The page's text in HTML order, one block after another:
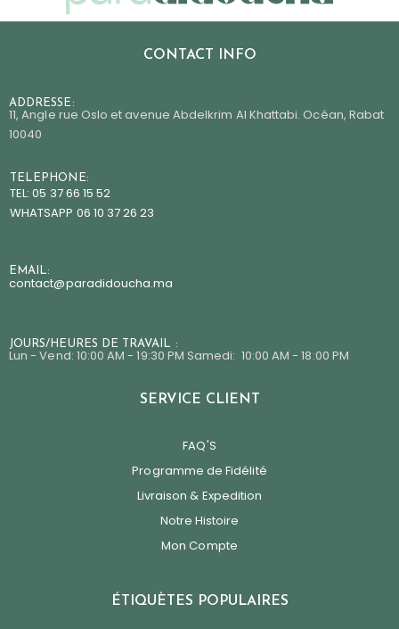
CONTACT INFO
ADDRESSE:
11, Angle rue Oslo et avenue Abdelkrim Al Khattabi. Océan, Rabat
10040
TELEPHONE:
TEL: 05 37 66 15 52
WHATSAPP 06 10 37 26 23
EMAIL:
contact@paradidoucha.ma
JOURS/HEURES DE TRAVAIL :
Lun - Vend: 10:00 AM - 19:30 PM Samedi: 10:00 AM - 18:00 PM
SERVICE CLIENT
FAQ'S
Programme de Fidélité
Livraison & Expedition
Notre Histoire
Mon Compte
ÉTIQUÈTES POPULAIRES